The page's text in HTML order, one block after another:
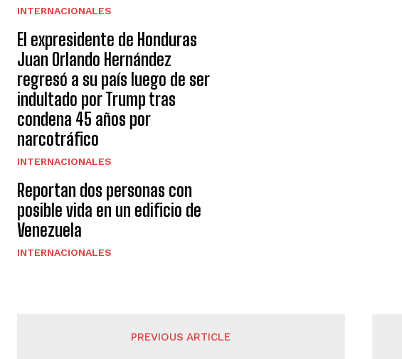
INTERNACIONALES
El expresidente de Honduras
Juan Orlando Hernández
regresó a su país luego de ser
indultado por Trump tras
condena 45 años por
narcotráfico
INTERNACIONALES
Reportan dos personas con
posible vida en un edificio de
Venezuela
INTERNACIONALES
PREVIOUS ARTICLE